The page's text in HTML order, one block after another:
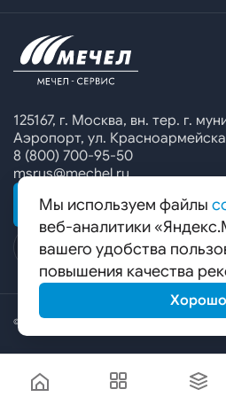
Сбор коммерческих
Специальные предложения
Калькулятор металла
Ижсталь
Уральская кузница
Белорецкий
Гурьевский филиал ЧМК
125167, г. Москва, вн. тер. г.
Аэропорт, ул.
8 (800) 700-95-50
msrus@mechel.ru
ОБРАТНАЯ
© ООО «Мечел-Сервис», 2026
Мы используем файлы
веб-аналитики
вашего удобства
повышения качества
Хорошо